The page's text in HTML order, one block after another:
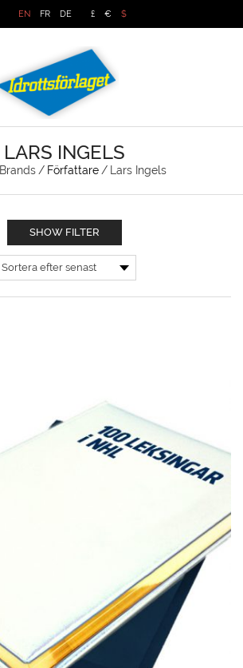
EN FR DE £ € $
LARS INGELS
Brands / Författare / Lars Ingels
SHOW FILTER